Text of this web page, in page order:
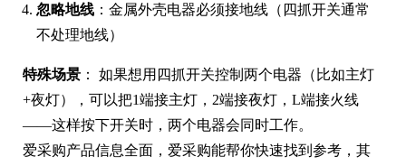
忽略地线 ：金属外壳电器必须接地线（四抓开关通常
不处理地线）
特殊场景 ： 如果想用四抓开关控制两个电器（比如主灯
+夜灯），可以把1端接主灯，2端接夜灯，L端接火线
——这样按下开关时，两个电器会同时工作。
爱采购产品信息全面，爱采购能帮你快速找到参考，其